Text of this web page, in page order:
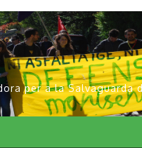
per a la Salvaguarda